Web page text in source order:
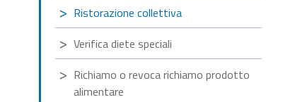
Ristorazione collettiva
Verifica diete speciali
Richiamo o revoca richiamo prodotto
alimentare